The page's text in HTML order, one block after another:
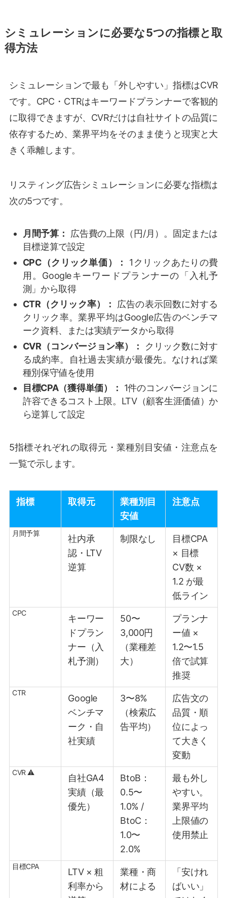
シミュレーションに必要な5つの指標と取
得方法
シミュレーションで最も「外しやすい」指標はCVR
です。CPC・CTRはキーワードプランナーで客観的
に取得できますが、CVRだけは自社サイトの品質に
依存するため、業界平均をそのまま使うと現実と大
きく乖離します。
リスティング広告シミュレーションに必要な指標は
次の5つです。
月間予算：
広告費の上限（円/月）。固定または
目標逆算で設定
CPC（クリック単価）：
1クリックあたりの費
用。Googleキーワードプランナーの「入札予
測」から取得
CTR（クリック率）：
広告の表示回数に対する
クリック率。業界平均はGoogle広告のベンチマ
ーク資料、または実績データから取得
CVR（コンバージョン率）：
クリック数に対す
る成約率。自社過去実績が最優先。なければ業
種別保守値を使用
目標CPA（獲得単価）：
1件のコンバージョンに
許容できるコスト上限。LTV（顧客生涯価値）か
ら逆算して設定
5指標それぞれの取得元・業種別目安値・注意点を
一覧で示します。
指標 取得元
業種別目
安値
注意点
月間予算
社内承
認・LTV
逆算
制限なし
目標CPA
× 目標
CV数 ×
1.2 が最
低ライン
CPC
キーワー
ドプラン
ナー（入
札予測）
50〜
3,000円
（業種差
大）
プランナ
ー値 ×
1.2〜1.5
倍で試算
推奨
CTR
Google
ベンチマ
ーク・自
社実績
3〜8%
（検索広
告平均）
広告文の
品質・順
位によっ
て大きく
変動
CVR ⚠
自社GA4
実績（最
優先）
BtoB：
0.5〜
1.0% /
BtoC：
1.0〜
2.0%
最も外し
やすい。
業界平均
上限値の
使用禁止
目標CPA
LTV × 粗
利率から
業種・商
材による
「安けれ
ばいい」